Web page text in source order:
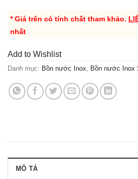
* Giá trên có tính chất tham khảo.
nhất
Add to Wishlist
Danh mục: Bồn nước Inox, Bồn nước Inox
MÔ TẢ